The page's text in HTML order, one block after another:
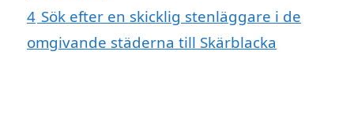
4 Sök efter en skicklig stenläggare i de
omgivande städerna till Skärblacka